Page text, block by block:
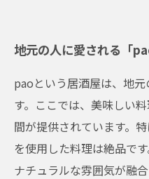
地元の人に愛される「
paoという居酒屋は、地
す。ここでは、美味しい
間が提供されています。
を使用した料理は絶品で
ナチュラルな雰囲気が融